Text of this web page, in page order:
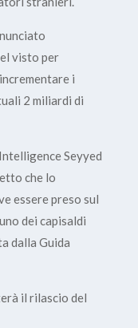
visto per
i
2 miliardi di
Seyyed
che lo
essere preso sul
dei capisaldi
dalla Guida
il rilascio del